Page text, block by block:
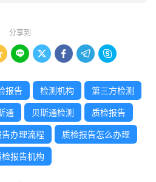
分享到
    
报告 检测机构 第三方检测
通 贝斯通检测 质检报告
告办理流程 质检报告怎么办理
检报告机构